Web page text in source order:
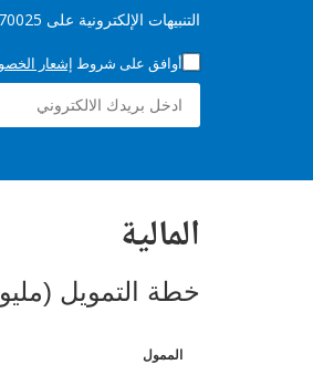
التنبيهات الإلكترونية على Project P170025
أوافق على شروط إشعار
المالية
خطة التمويل
الممول